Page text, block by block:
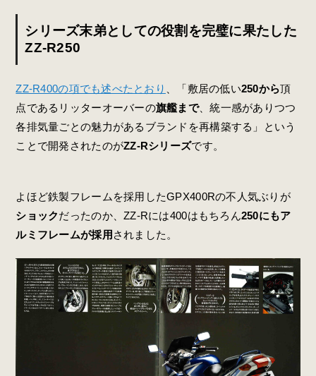
シリーズ末弟としての役割を完璧に果たした
ZZ-R250
ZZ-R400の項でも述べたとおり 、「敷居の低い250から頂
点であるリッターオーバーの旗艦まで、統一感がありつつ
各排気量ごとの魅力があるブランドを再構築する」という
ことで開発されたのがZZ-Rシリーズです。
よほど鉄製フレームを採用したGPX400Rの不人気ぶりが
ショックだったのか、ZZ-Rには400はもちろん250にもア
ルミフレームが採用 されました。